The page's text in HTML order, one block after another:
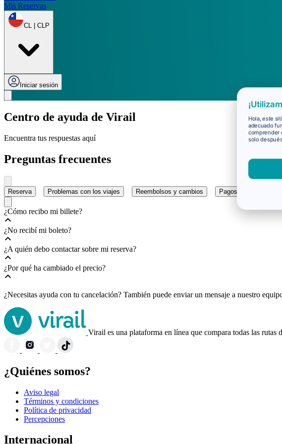
Mis Reservas
CL | CLP
Iniciar sesión
Centro de ayuda de Virail
Encuentra tus respuestas aquí
Preguntas frecuentes
Reserva Problemas con los viajes Reembolsos y cambios Pagos ¿Cómo
¿Cómo recibo mi billete?
¿No recibí mi boleto?
¿A quién debo contactar sobre mi reserva?
¿Por qué ha cambiado el precio?
¿Necesitas ayuda con tu cancelación? También puede enviar un mensaje a nuestro
Virail es una plataforma en línea que compara todas las rutas
¿Quiénes somos?
Aviso legal
Términos y condiciones
Política de privacidad
Percepciones
Internacional
Hola, este
adecuado
comprender
solo